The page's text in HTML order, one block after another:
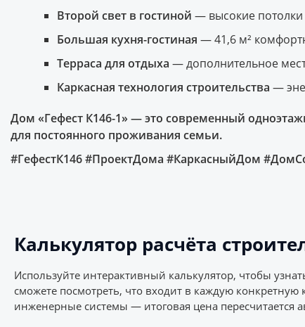
Второй свет в гостиной — высокие
Большая кухня-гостиная — 41,6 м²
Терраса для отдыха — дополнительное
Каркасная технология строительства —
Дом «Гефест К146-1» — это современный
для постоянного проживания семьи.
#ГефестК146 #ПроектДома #КаркасныйДом
Калькулятор расчёта
Используйте интерактивный калькулятор, чтобы
сможете посмотреть, что входит в каждую
инженерные системы — итоговая цена пересчитается